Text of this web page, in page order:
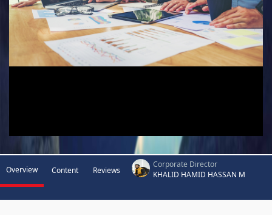
Overview Content Reviews
Corporate Director
KHALID HAMID HASSAN M